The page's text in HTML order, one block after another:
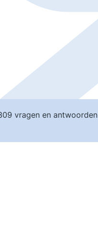
vragen en antwoorden